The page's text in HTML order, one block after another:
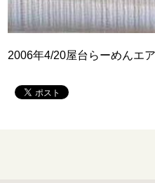
2006年4/20屋台らーめんエ